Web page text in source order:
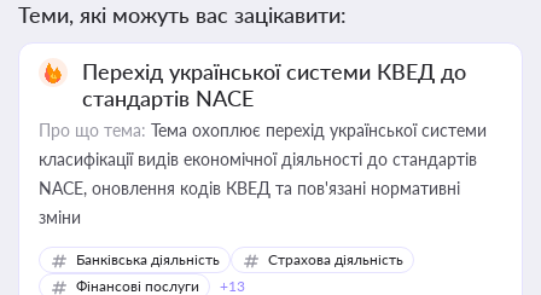
Теми, які можуть вас зацікавити:
Перехід української системи КВЕД до
стандартів NACE
Про що тема: Тема охоплює перехід української системи
класифікації видів економічної діяльності до стандартів
NACE, оновлення кодів КВЕД та пов'язані нормативні
зміни
Банківська діяльність
Страхова діяльність
Фінансові послуги
+13